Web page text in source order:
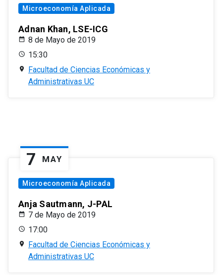
Microeconomía Aplicada
Adnan Khan, LSE-ICG
8 de Mayo de 2019
15:30
Facultad de Ciencias Económicas y
Administrativas UC
7 MAY
Microeconomía Aplicada
Anja Sautmann, J-PAL
7 de Mayo de 2019
17:00
Facultad de Ciencias Económicas y
Administrativas UC